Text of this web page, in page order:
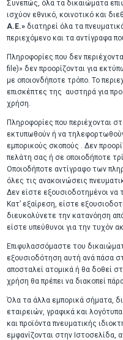
Συνεπώς, όλα τα δικαιώματα
ισχύον εθνικό, κοινοτικό και
A.E.» διατηρεί όλα τα
περιεχόμενο και τα αντίγραφα
Πληροφορίες που δεν
file)» δεν προορίζονται για
με οποιονδήποτε τρόπο. Το
επισκέπτες της αυστηρά για
χρήση.
Πληροφορίες που περιέχονται
εκτυπωθούν ή να
εμπορικούς σκοπούς . Δεν
πελάτη σας ή σε οποιοδήποτε
Οποιοδήποτε αντίγραφο των
όλες τις ανακοινώσεις
Δεν είστε εξουσιοδοτημένοι να
Κατ’ εξαίρεση, είστε
διευκολύνετε την κατανόηση
είστε υπεύθυνοι για την τυχόν
Επιφυλασσόμαστε του
εξουσιοδότηση αυτή ανά πάσα
αποσταλεί ατομικά ή θα δοθεί
χρήση θα πρέπει να διακοπεί
Όλα τα άλλα εμπορικά σήματα,
εταιρειών, γραφικά και
και προϊόντα πνευματικής
εμφανίζονται στην Ιστοσελίδα,